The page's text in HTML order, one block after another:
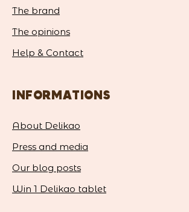
The brand
The opinions
Help & Contact
INFORMATIONS
About Delikao
Press and media
Our blog posts
Win 1 Delikao tablet